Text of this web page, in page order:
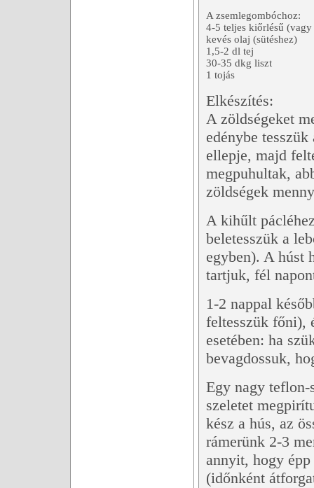
A zsemlegombóchoz:
4-5 teljes kiőrlésű (vagy
kevés olaj (sütéshez)
1,5-2 dl tej
30-35 dkg liszt
1 tojás
Elkészítés:
A zöldségeket
edénybe
ellepje, majd
megpuhultak,
zöldségek
A kihűlt
beletesszük a
egyben). A húst
tartjuk, fél
1-2 nappal
feltesszük főni),
esetében: ha
bevagdossuk,
Egy nagy teflon-
szeletet
kész a hús, az
rámerünk 2-3
annyit, hogy
(időnként